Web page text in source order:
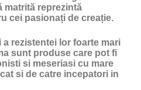
matrită reprezintă
cei pasionați de creație.
a rezistentei lor foarte mari
sunt produse care pot fi
si meseriasi cu mare
si de catre incepatori in